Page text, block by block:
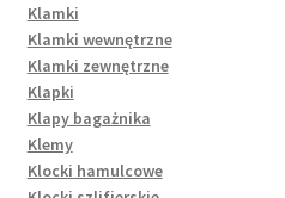
Klamki
Klamki wewnętrzne
Klamki zewnętrzne
Klapki
Klapy bagażnika
Klemy
Klocki hamulcowe